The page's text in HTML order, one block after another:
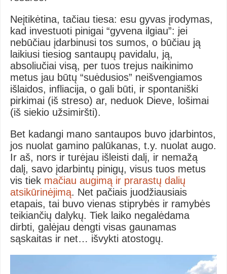
Neįtikėtina, tačiau tiesa: esu gyvas įrodymas,
kad investuoti pinigai “gyvena ilgiau”: jei
nebūčiau įdarbinusi tos sumos, o būčiau ją
laikiusi tiesiog santaupų pavidalu, ją,
absoliučiai visą, per tuos trejus naikinimo
metus jau būtų “suėdusios” neišvengiamos
išlaidos, infliacija, o gali būti, ir spontaniški
pirkimai (iš streso) ar, neduok Dieve, lošimai
(iš siekio užsimiršti).
Bet kadangi mano santaupos buvo įdarbintos,
jos nuolat gamino palūkanas, t.y. nuolat augo.
Ir aš, nors ir turėjau išleisti dalį, ir nemažą
dalį, savo įdarbintų pinigų, visus tuos metus
vis tiek mačiau augimą ir prarastų dalių
atsikūrinėjimą. Net pačiais juodžiausiais
etapais, tai buvo vienas stiprybės ir ramybės
teikiančių dalykų. Tiek laiko negalėdama
dirbti, galėjau dengti visas gaunamas
sąskaitas ir net… išvykti atostogų.